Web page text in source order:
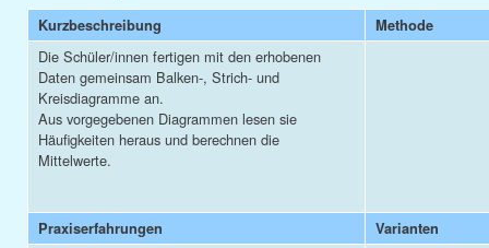
Kurzbeschreibung Methode
Die Schüler/innen fertigen mit den erhobenen
Daten gemeinsam Balken-, Strich- und
Kreisdiagramme an.
Aus vorgegebenen Diagrammen lesen sie
Häufigkeiten heraus und berechnen die
Mittelwerte.
Praxiserfahrungen Varianten